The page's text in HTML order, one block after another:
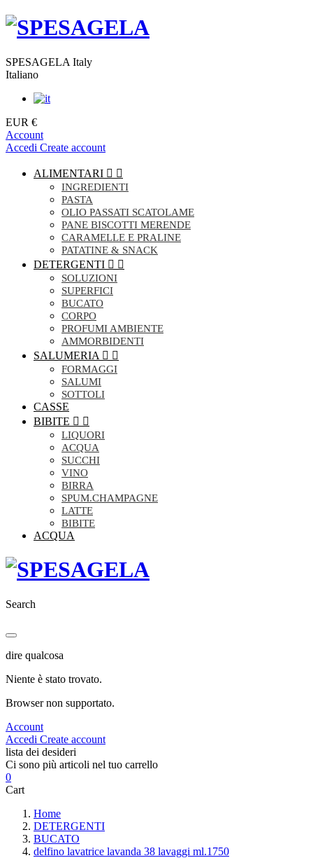
SPESAGELA Italy
Italiano
EUR €
Account
Accedi Create account
ALIMENTARI  
INGREDIENTI
PASTA
OLIO PASSATI SCATOLAME
PANE BISCOTTI MERENDE
CARAMELLE E PRALINE
PATATINE & SNACK
DETERGENTI  
SOLUZIONI
SUPERFICI
BUCATO
CORPO
PROFUMI AMBIENTE
AMMORBIDENTI
SALUMERIA  
FORMAGGI
SALUMI
SOTTOLI
CASSE
BIBITE  
LIQUORI
ACQUA
SUCCHI
VINO
BIRRA
SPUM.CHAMPAGNE
LATTE
BIBITE
ACQUA
Search
dire qualcosa
Niente è stato trovato.
Browser non supportato.
Account
Accedi Create account
lista dei desideri
Ci sono più articoli nel tuo carrello
0
Cart
Home
DETERGENTI
BUCATO
delfino lavatrice lavanda 38 lavaggi ml.1750